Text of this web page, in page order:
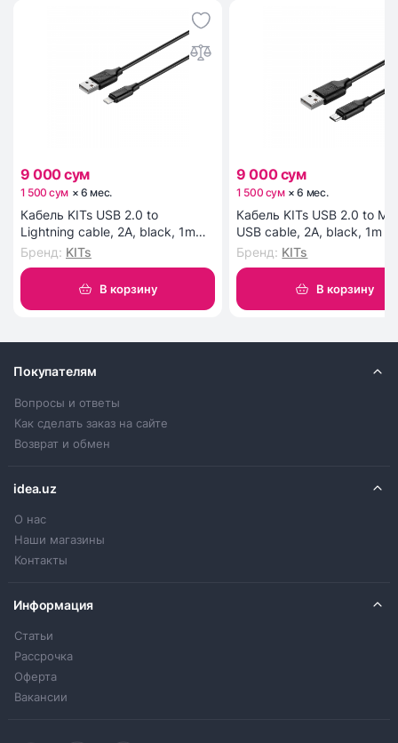
9 000 сум
1 500 сум × 6 мес.
Кабель KITs USB 2.0 to
Lightning cable, 2A, black, 1m
(KITS-W-003)
Бренд: KITs
В корзину
9 000 сум
1 500 сум ×6 мес.
Кабель KITs USB 2.0 to
USB cable, 2A, black, 1m
W-002)
Бренд: KITs
В корзину
Покупателям
Вопросы и ответы
Как сделать заказ на сайте
Возврат и обмен
idea.uz
О нас
Наши магазины
Контакты
Информация
Статьи
Рассрочка
Оферта
Вакансии